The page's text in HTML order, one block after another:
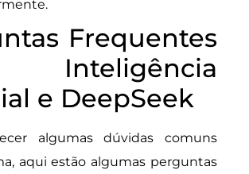
Frequentes
Inteligência
e DeepSeek
algumas dúvidas comuns
aqui estão algumas perguntas